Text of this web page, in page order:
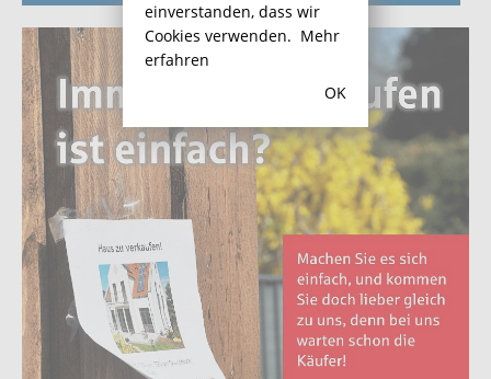
einverstanden, dass wir
Cookies verwenden. Mehr
erfahren
OK